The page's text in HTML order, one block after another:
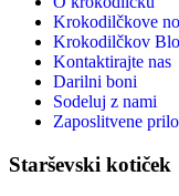
Krokodilčkove
Krokodilčkov
Kontaktirajte nas
Darilni boni
Sodeluj z nami
Zaposlitvene
Starševski kotiček